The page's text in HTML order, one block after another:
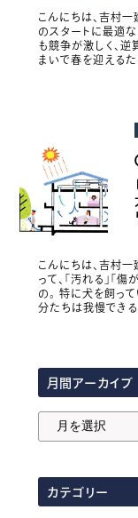
こんにちは、吉村一
のスタートに最適な
も競争が激しく、逆
まいで春を迎える
こんにちは、吉村
って、「汚れる」「
の。 特に犬を飼っ
分たちは我慢でき
月間アーカイブ
ア
ー
カテゴリー